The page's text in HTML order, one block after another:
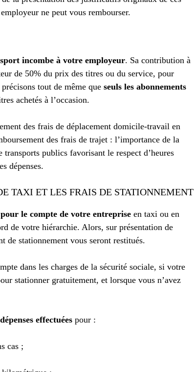
ne peut vous rembourser.
incombe à votre employeur. Sa contribution à
de 50% du prix des titres ou du service, pour
tout de même que seuls les abonnements
achetés à l’occasion.
des frais de déplacement domicile-travail en
des frais de trajet : l’importance de la
publics favorisant le respect d’heures
dépenses.
TAXI ET LES FRAIS DE STATIONNEMENT
le compte de votre entreprise en taxi ou en
de votre hiérarchie. Alors, sur présentation de
de stationnement vous seront restitués.
dans les charges de la sécurité sociale, si votre
stationner gratuitement, et lorsque vous n’avez
effectuées pour :
cas ;